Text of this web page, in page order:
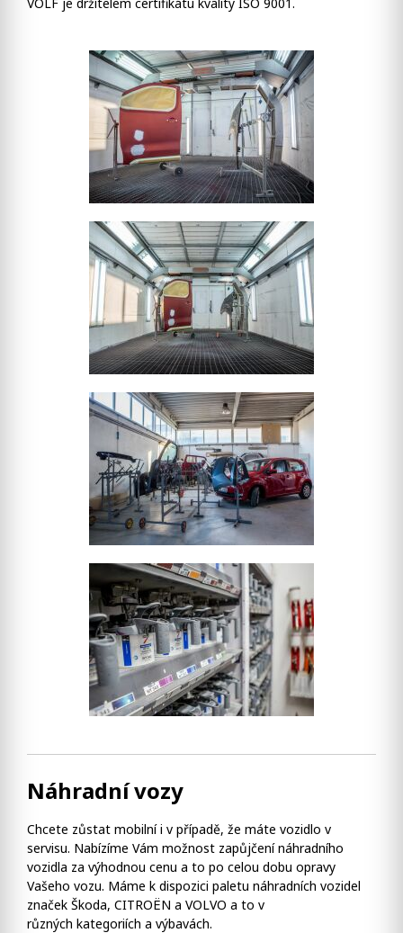
Náhradní vozy
Chcete zůstat mobilní i v případě, že máte vozidlo v
servisu. Nabízíme Vám možnost zapůjčení náhradního
vozidla za výhodnou cenu a to po celou dobu opravy
Vašeho vozu. Máme k dispozici paletu náhradních vozidel
značek Škoda, CITROËN a VOLVO a to v
různých kategoriích a výbavách.